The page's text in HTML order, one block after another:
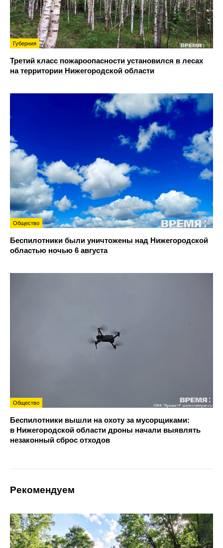
Губерния
Третий класс пожароопасности установился в лесах
на территории Нижегородской области
Общество
Беспилотники были уничтожены над Нижегородской
областью ночью 6 августа
Общество
Беспилотники вышли на охоту за мусорщиками:
в Нижегородской области дроны начали выявлять
незаконный сброс отходов
Рекомендуем